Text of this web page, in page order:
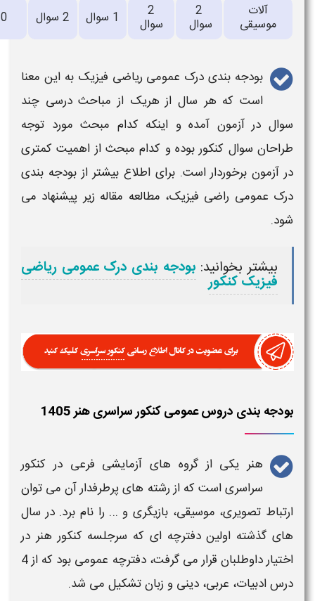
1 سوال 2 سوال 0
0 اعلام
نشده
ریاضی فیزیک به این معنا
هریک از مباحث درسی چند
کدام مبحث مورد توجه
و کدام مبحث از اهمیت کمتری
اطلاع بیشتر از بودجه بندی
مقاله زیر پیشنهاد می
بندی درک عمومی ریاضی
سراسری هنر 1405
های آزمایشی فرعی درکنکور
های پرطرفدار آن می توان
و ... را نام برد. در سال
ای که سرجلسهکنکور هنر در
اختیار داوطلبان قرار می گرفت، دفترچه عمومی بود که از 4
و زبان تشکیل می شد.